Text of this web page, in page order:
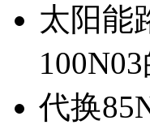
太阳能
代换